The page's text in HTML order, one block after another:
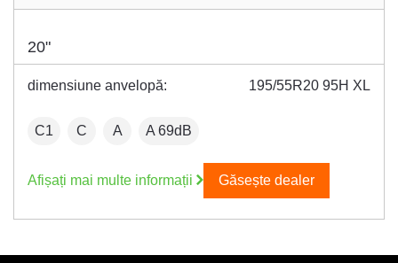
20"
dimensiune anvelopă: 195/55R20 95H XL
:C1 Fuel efficiency:
C Wet grip:
A :A 69dB
Afișați mai multe informații Găsește dealer